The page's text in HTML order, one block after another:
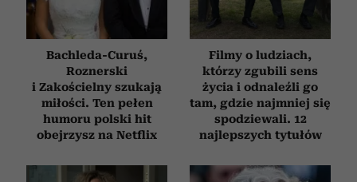
Partnerzy mogą połączyć te informacje z innymi danymi
otrzymanymi od Ciebie lub uzyskanymi podczas
korzystania z ich usług.
Bachleda-Curuś,
Roznerski
i Zakościelny szukają
miłości. Ten pełen
humoru polski hit
obejrzysz na Netflix
Filmy o ludziach,
którzy zgubili sens
życia i odnaleźli go
tam, gdzie najmniej się
spodziewali. 12
najlepszych tytułów